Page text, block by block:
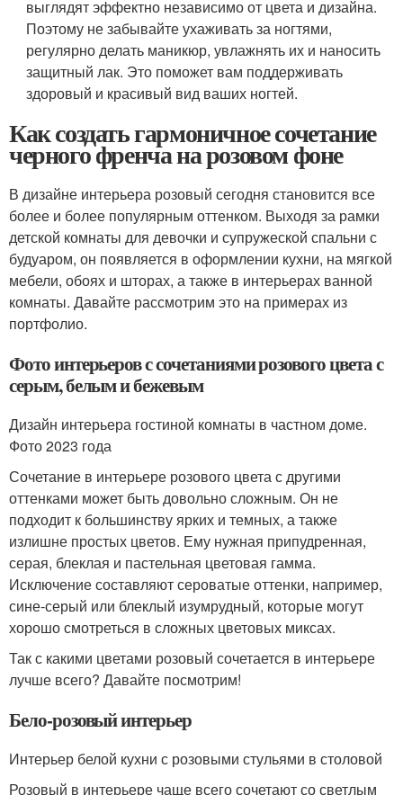
выглядят эффектно независимо от цвета и дизайна.
Поэтому не забывайте ухаживать за ногтями,
регулярно делать маникюр, увлажнять их и наносить
защитный лак. Это поможет вам поддерживать
здоровый и красивый вид ваших ногтей.
Как создать гармоничное сочетание
черного френча на розовом фоне
В дизайне интерьера розовый сегодня становится все
более и более популярным оттенком. Выходя за рамки
детской комнаты для девочки и супружеской спальни с
будуаром, он появляется в оформлении кухни, на мягкой
мебели, обоях и шторах, а также в интерьерах ванной
комнаты. Давайте рассмотрим это на примерах из
портфолио.
Фото интерьеров с сочетаниями розового цвета с
серым, белым и бежевым
Дизайн интерьера гостиной комнаты в частном доме.
Фото 2023 года
Сочетание в интерьере розового цвета с другими
оттенками может быть довольно сложным. Он не
подходит к большинству ярких и темных, а также
излишне простых цветов. Ему нужная припудренная,
серая, блеклая и пастельная цветовая гамма.
Исключение составляют сероватые оттенки, например,
сине-серый или блеклый изумрудный, которые могут
хорошо смотреться в сложных цветовых миксах.
Так с какими цветами розовый сочетается в интерьере
лучше всего? Давайте посмотрим!
Бело-розовый интерьер
Интерьер белой кухни с розовыми стульями в столовой
Розовый в интерьере чаще всего сочетают со светлым